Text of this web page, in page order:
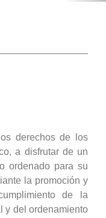
derechos de los
a disfrutar de un
ordenado para su
la promoción y
de la
y del ordenamiento